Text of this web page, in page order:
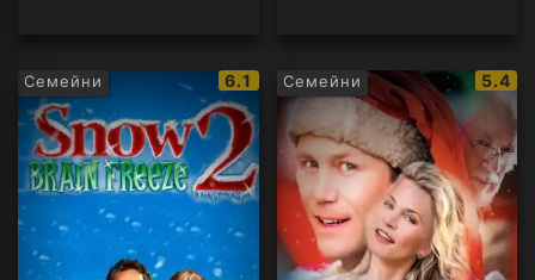
Семейни
IMDb
рейтинг:
6.1 Семейни
IMDb
5.4